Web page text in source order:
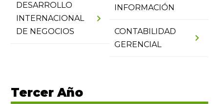
DESARROLLO
INTERNACIONAL
DE NEGOCIOS
chevron_right
INFORMACIÓN
CONTABILIDAD
GERENCIAL
chevron_right
Tercer Año